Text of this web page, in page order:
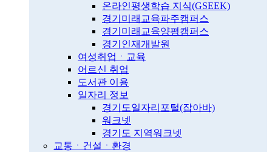
온라인평생학습 지식(GSEEK)
경기미래교육파주캠퍼스
경기미래교육양평캠퍼스
경기인재개발원
여성취업ㆍ교육
어르신 취업
도서관 이용
일자리 정보
경기도일자리포털(잡아바)
워크넷
경기도 지역워크넷
교통ㆍ건설ㆍ환경